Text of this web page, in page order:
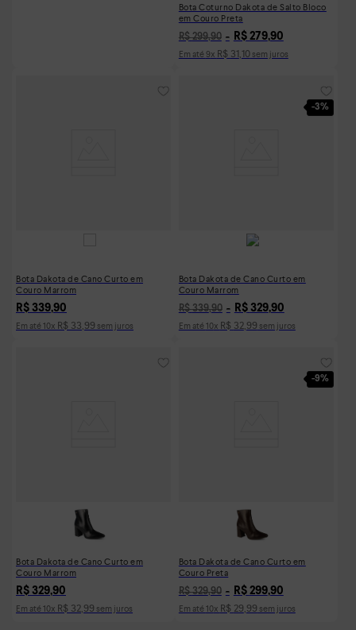
Bota Coturno Dakota de Salto Bloco
em Couro Preta
R$ 299,90 R$ 279,90
Em até 9x R$ 31,10sem juros
Bota Dakota de Cano Curto em
Couro Marrom
R$ 339,90
Em até 10x R$ 33,99 sem juros
-3%
Bota Dakota de Cano Curto em
Couro Marrom
R$ 339,90 R$ 329,90
Em até 10x R$ 32,99 sem juros
Bota Dakota de Cano Curto em
Couro Marrom
R$ 329,90
Em até 10x R$ 32,99 sem juros
-9%
Bota Dakota de Cano Curto em
Couro Preta
R$ 329,90 R$ 299,90
Em até 10x R$ 29,99 sem juros